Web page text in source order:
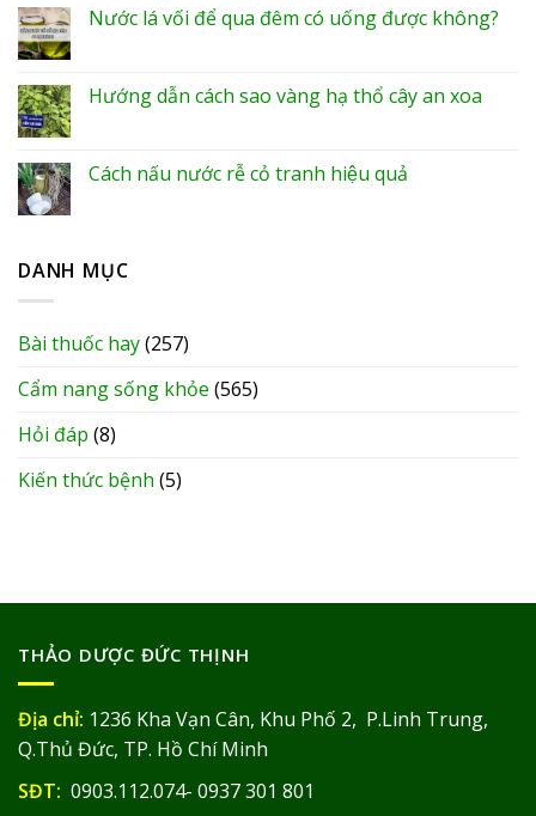
Nước lá vối để qua đêm có uống được không?
Hướng dẫn cách sao vàng hạ thổ cây an xoa
Cách nấu nước rễ cỏ tranh hiệu quả
DANH MỤC
Bài thuốc hay(257)
Cẩm nang sống khỏe (565)
Hỏi đáp (8)
Kiến thức bệnh (5)
THẢO DƯỢC ĐỨC THỊNH
Địa chỉ: 1236 Kha Vạn Cân, Khu Phố 2, P.Linh Trung,
Q.Thủ Đức, TP. Hồ Chí Minh
SĐT: 0903.112.074- 0937 301 801